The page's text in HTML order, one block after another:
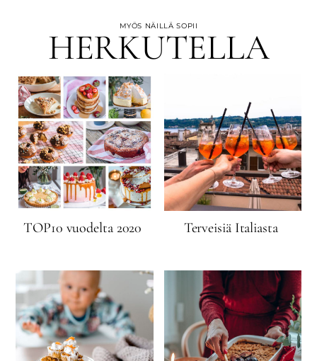
MYÖS NÄILLÄ SOPII
HERKUTELLA
TOP10 vuodelta 2020 Terveisiä Italiasta